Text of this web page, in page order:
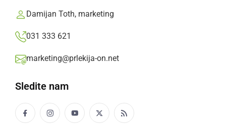
Damijan Toth, marketing
031 333 621
marketing@prlekija-on.net
Sledite nam
Šport
Politika
Gospodarstvo